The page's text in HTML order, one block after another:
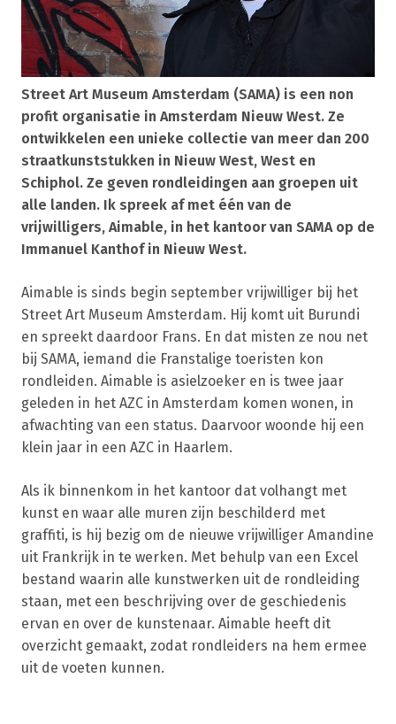
Street Art Museum Amsterdam (SAMA) is een non
profit organisatie in Amsterdam Nieuw West. Ze
ontwikkelen een unieke collectie van meer dan 200
straatkunststukken in Nieuw West, West en
Schiphol. Ze geven rondleidingen aan groepen uit
alle landen. Ik spreek af met één van de
vrijwilligers, Aimable, in het kantoor van SAMA op de
Immanuel Kanthof in Nieuw West.
Aimable is sinds begin september vrijwilliger bij het
Street Art Museum Amsterdam. Hij komt uit Burundi
en spreekt daardoor Frans. En dat misten ze nou net
bij SAMA, iemand die Franstalige toeristen kon
rondleiden. Aimable is asielzoeker en is twee jaar
geleden in het AZC in Amsterdam komen wonen, in
afwachting van een status. Daarvoor woonde hij een
klein jaar in een AZC in Haarlem.
Als ik binnenkom in het kantoor dat volhangt met
kunst en waar alle muren zijn beschilderd met
graffiti, is hij bezig om de nieuwe vrijwilliger Amandine
uit Frankrijk in te werken. Met behulp van een Excel
bestand waarin alle kunstwerken uit de rondleiding
staan, met een beschrijving over de geschiedenis
ervan en over de kunstenaar. Aimable heeft dit
overzicht gemaakt, zodat rondleiders na hem ermee
uit de voeten kunnen.